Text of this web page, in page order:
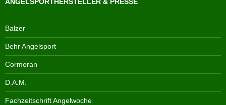
Balzer
Behr Angelsport
Cormoran
D.A.M.
Fachzeitschrift Angelwoche